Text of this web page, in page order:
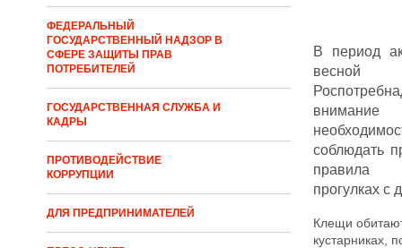
ФЕДЕРАЛЬНЫЙ
ГОСУДАРСТВЕННЫЙ НАДЗОР В
СФЕРЕ ЗАЩИТЫ ПРАВ
ПОТРЕБИТЕЛЕЙ
ГОСУДАРСТВЕННАЯ СЛУЖБА И
КАДРЫ
ПРОТИВОДЕЙСТВИЕ
КОРРУПЦИИ
ДЛЯ ПРЕДПРИНИМАТЕЛЕЙ
В период
соблюдать
правила
прогулках с
Клещи
кустарниках,